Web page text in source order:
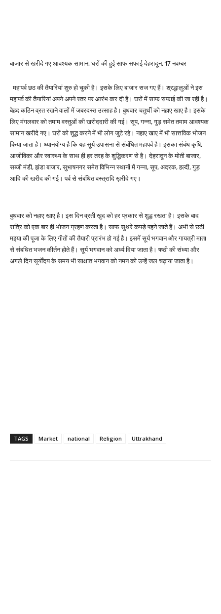
बाजार से खरीदे गए आवश्यक सामान, घरों की हुई साफ सफाई देहरादून, 17 नवम्बर
महापर्व छठ की तैयारियां शुरु हो चुकी है। इसके लिए बाजार सज गए हैं। श्रद्धालुओं ने इस
महापर्व की तैयारियां अपने अपने स्तर पर आरंभ कर दी है। घरों में साफ सफाई की जा रही है।
बेहद कठिन व्रत रखने वालों में जबरदस्त उत्साह है। बुधवार चतुर्थी को नहाए खाए है। इसके
लिए मंगलवार को तमाम वस्तुओं की खरीददारी की गई। सूप, गन्ना, गुड़ समेत तमाम आवश्यक
सामान खरीदे गए। घरों को शुद्ध करने में भी लोग जुटे रहे। नहाए खाए में भी सात्तविक भोजन
किया जाता है। ध्यानयोग्य है कि यह सूर्य उपासना से संबंधित महापर्व है। इसका संबंध कृषि,
आजीविका और स्वास्थ्य के साथ ही हर तरह के शुद्धिकरण से है। देहरादून के मोती बाजार,
सब्जी मंडी, झंडा बाजार, सुभाषनगर समेत विभिन्न स्थानों में गन्ना, सूप, अदरक, हल्दी, गुड़
आदि की खरीद की गई। पर्व से संबंधित वस्त्रादि ख़रीदे गए।
बुधवार को नहाए खाए है। इस दिन व्रती खुद को हर प्रकार से शुद्ध रखता है। इसके बाद
रात्रि को एक बार ही भोजन ग्रहण करता है। साफ सुथरे कपड़े पहने जाते हैं। अभी से छठी
मइया की पूजा के लिए गीतों की तैयारी प्रारंभ हो गई है। इसमें सूर्य भगवान और गायत्री माता
से संबधित भजन कीर्तन होते हैं। सूर्य भगवान को अर्ध्य दिया जाता है। षष्ठी की संध्या और
अगले दिन सूर्योंदय के समय भी साक्षात भगवान को नमन को उन्हें जल चढ़ाया जाता है।
TAGS Market national Religion Uttrakhand